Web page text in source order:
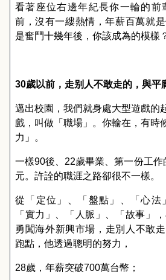
看著座位右邊年紀長你一輪的前
前，沒有一縷熱情，年薪百萬就
是奮鬥十幾年後，你該成為的模樣
30歲以前，走别人不敢走的，與平
邁出校園，我們就身處大型遊戲的
戲，叫做「職場」。你輸在，有時
力」。
一樣90後、 22歲畢業、第一份工
元。許詮的職涯之路卻很不一樣。
從 「定位」、「盤點」、「心法
「實力」、「人脈」、「故事」
勇闖海外新興市場，走別人不敢
跑點，他透過聰明的努力，
28歲，年薪突破700萬台幣；